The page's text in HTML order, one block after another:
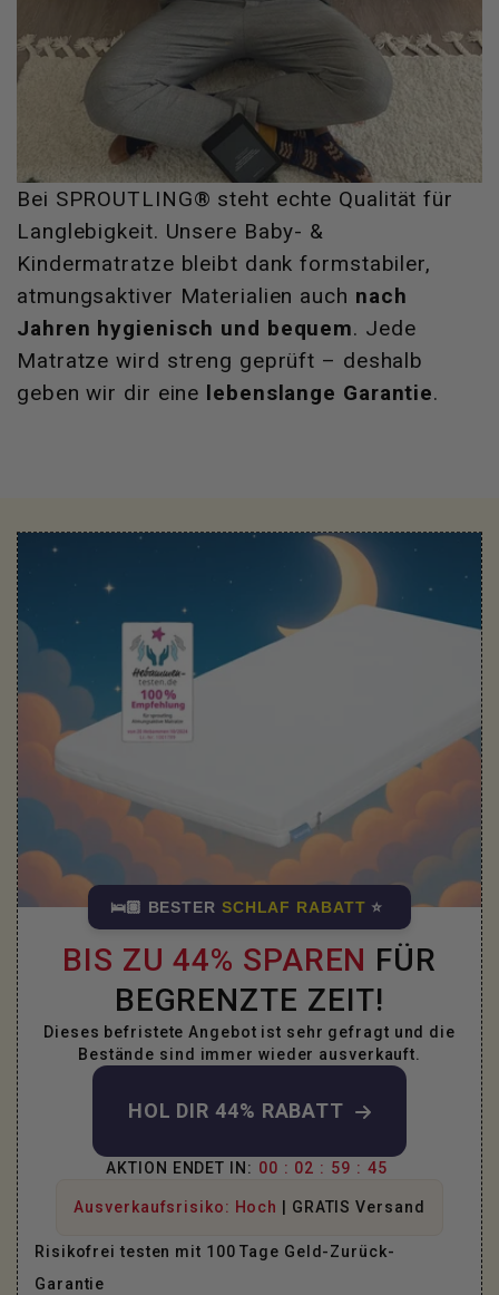
Bei SPROUTLING® steht echte Qualität für
Langlebigkeit. Unsere Baby- &
Kindermatratze bleibt dank formstabiler,
atmungsaktiver Materialien auch nach
Jahren hygienisch und bequem. Jede
Matratze wird streng geprüft – deshalb
geben wir dir eine lebenslange Garantie.
🛌🏽 BESTER SCHLAF RABATT ⭐
BIS ZU 44% SPAREN FÜR
BEGRENZTE ZEIT!
Dieses befristete Angebot ist sehr gefragt und die
Bestände sind immer wieder ausverkauft.
HOL DIR 44% RABATT
AKTION ENDET IN: 00 : 02 : 59 : 44
Ausverkaufsrisiko: Hoch | GRATIS Versand
Risikofrei testen mit 100 Tage Geld-Zurück-
Garantie